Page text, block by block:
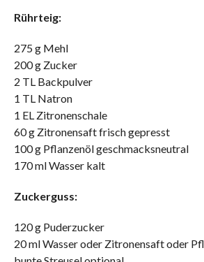
Rührteig:
275 g Mehl
200 g Zucker
2 TL Backpulver
1 TL Natron
1 EL Zitronenschale
60 g Zitronensaft frisch gepresst
100 g Pflanzenöl geschmacksneutral
170 ml Wasser kalt
Zuckerguss:
120 g Puderzucker
20 ml Wasser oder Zitronensaft oder